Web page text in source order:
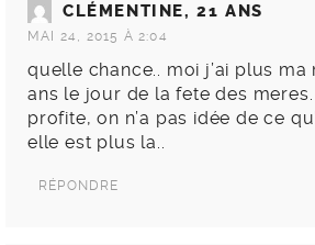
CLÉMENTINE, 21 ANS
MAI 24, 2015 À 2:04
quelle chance.. moi j’ai plus ma
ans le jour de la fete des meres.
profite, on n’a pas idée de ce
elle est plus la..
RÉPONDRE